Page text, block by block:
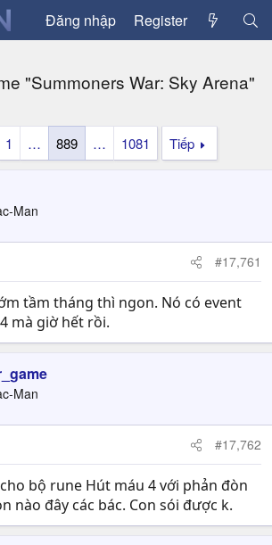
Đăng nhập Register
"Summoners War: Sky Arena"
1 … 889 … 1081 Tiếp
Man
#17,761
tầm tháng thì ngon. Nó có event
mà giờ hết rồi.
Man
#17,762
bộ rune Hút máu 4 với phản đòn
nào đây các bác. Con sói được k.